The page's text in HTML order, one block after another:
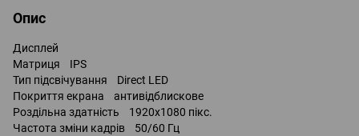
Опис
Дисплей
Матриця IPS
Тип підсвічування Direct LED
Покриття екрана антивідблискове
Роздільна здатність 1920x1080 пікс.
Частота зміни кадрів 50/60 Гц